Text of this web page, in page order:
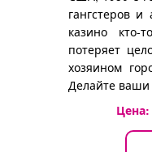
гангстеров
казино кто-
потеряет
хозяином
Делайте ваши
Цена: